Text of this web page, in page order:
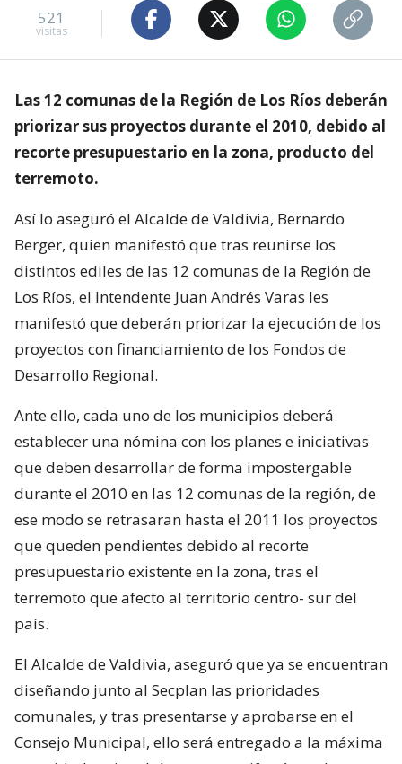
521
visitas
Las 12 comunas de la Región de Los Ríos deberán
priorizar sus proyectos durante el 2010, debido al
recorte presupuestario en la zona, producto del
terremoto.
Así lo aseguró el Alcalde de Valdivia, Bernardo
Berger, quien manifestó que tras reunirse los
distintos ediles de las 12 comunas de la Región de
Los Ríos, el Intendente Juan Andrés Varas les
manifestó que deberán priorizar la ejecución de los
proyectos con financiamiento de los Fondos de
Desarrollo Regional.
Ante ello, cada uno de los municipios deberá
establecer una nómina con los planes e iniciativas
que deben desarrollar de forma impostergable
durante el 2010 en las 12 comunas de la región, de
ese modo se retrasaran hasta el 2011 los proyectos
que queden pendientes debido al recorte
presupuestario existente en la zona, tras el
terremoto que afecto al territorio centro- sur del
país.
El Alcalde de Valdivia, aseguró que ya se encuentran
diseñando junto al Secplan las prioridades
comunales, y tras presentarse y aprobarse en el
Consejo Municipal, ello será entregado a la máxima